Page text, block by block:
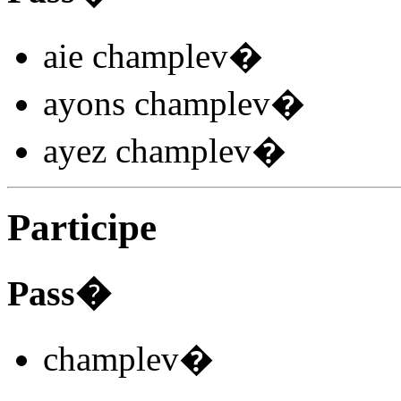
aie champlev�
ayons champlev�
ayez champlev�
Participe
Pass�
champlev�